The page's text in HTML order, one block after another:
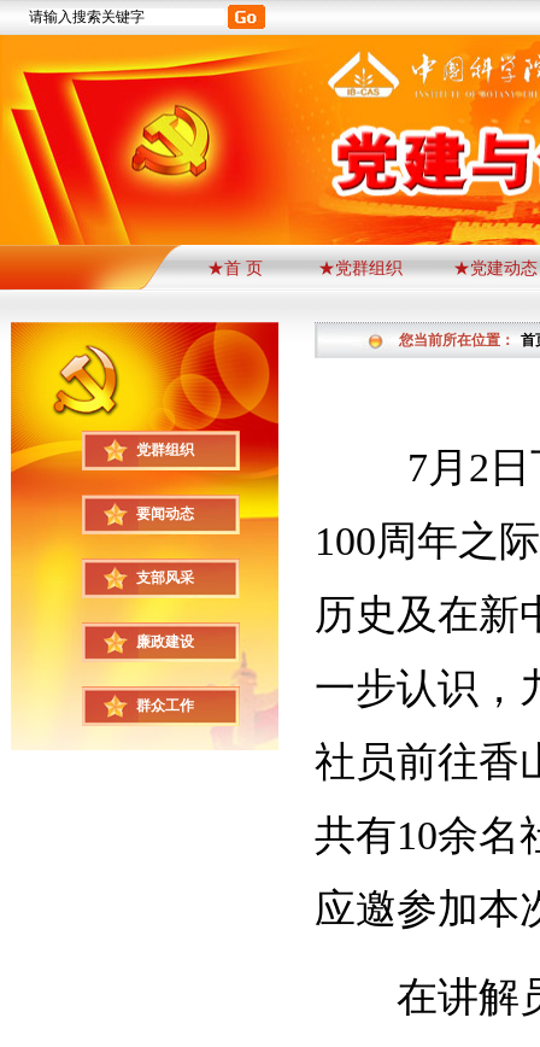
★首 页 ★党群组织 ★党建动态
党群组织
要闻动态
支部风采
廉政建设
群众工作
您当前所在位置： 首
7月2
100周年之
历史及在新
一步认识，
社员前往香
共有10余名
应邀参加本
在讲解员